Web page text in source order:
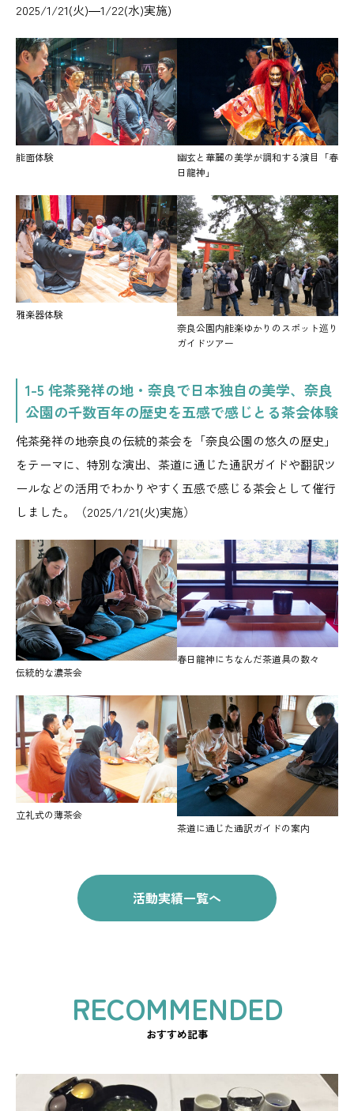
2025/1/21(火)―1/22(水)実施)
能面体験
幽玄と華麗の美学が調和する演目「春
日龍神」
雅楽器体験
奈良公園内能楽ゆかりのスポット巡り
ガイドツアー
1-5 侘茶発祥の地・奈良で日本独自の美学、奈良
公園の千数百年の歴史を五感で感じとる茶会体験
侘茶発祥の地奈良の伝統的茶会を「奈良公園の悠久の歴史」
をテーマに、特別な演出、茶道に通じた通訳ガイドや翻訳ツ
ールなどの活用でわかりやすく五感で感じる茶会として催行
しました。（2025/1/21(火)実施）
伝統的な濃茶会
春日龍神にちなんだ茶道具の数々
立礼式の薄茶会
茶道に通じた通訳ガイドの案内
活動実績一覧へ
おすすめ記事